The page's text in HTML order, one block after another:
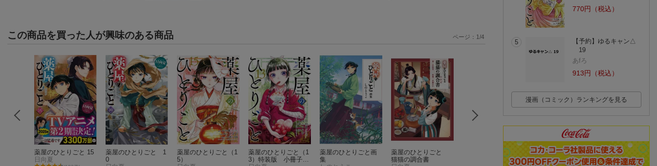
この商品を買った人が興味のある商品
薬屋のひとりごと 15
日向夏
薬屋のひとりごと 1
0
薬屋のひとりごと（1
5）
薬屋のひとりごと（1
3）特装版 小冊子付
薬屋のひとりごと画
集
薬屋のひとりごと
猫猫の調合書
薬屋のひとりごと（1
4）特装版 小冊子付
薬屋のひとりごと外
伝 小蘭回想録（1）
薬屋のひとりご
6 アニメ第1期
ページ： 1 /4
770円（税込）
5
【予約】ゆるキャン△
19
あfろ
913円（税込）
漫画（コミック）ランキングを見る